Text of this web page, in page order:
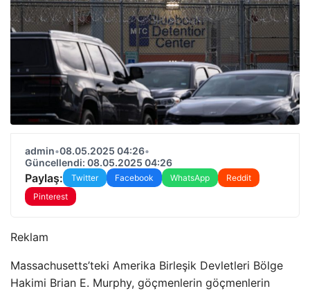
admin•08.05.2025 04:26•
Güncellendi: 08.05.2025 04:26
Paylaş: Twitter Facebook WhatsApp
Reddit
Pinterest
Reklam
Massachusetts’teki Amerika Birleşik Devletleri Bölge
Hakimi Brian E. Murphy, göçmenlerin göçmenlerin